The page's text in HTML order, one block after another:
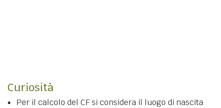
Curiosità
Per il calcolo del CF si considera il luogo di nascita